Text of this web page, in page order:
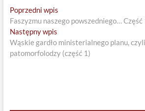
Nawigacja
wpisu
Poprzedni wpisPrevious
post:
Faszyzmu naszego powszedniego… Część
Następny wpisNext
post:
Wąskie gardło ministerialnego planu,
patomorfolodzy (część 1)